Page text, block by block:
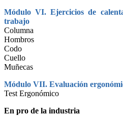
Módulo VI. Ejercicios de
trabajo
Columna
Hombros
Codo
Cuello
Muñecas
Módulo VII. Evaluación
Test Ergonómico
En pro de la industria